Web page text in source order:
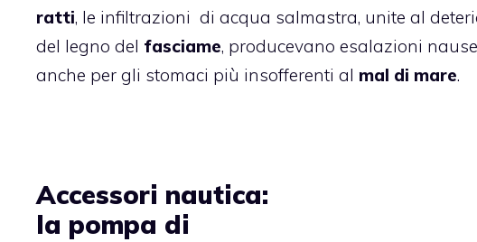
ratti, le infiltrazioni di acqua salmastra, unite al
del legno del fasciame, producevano esalazioni
anche per gli stomaci più insofferenti al mal di mare.
Accessori nautica:
la pompa di